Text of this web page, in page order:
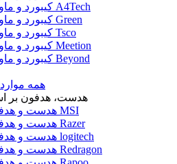
کیبورد و ماوس A4Tech
کیبورد و ماوس Green
کیبورد و ماوس Tsco
کیبورد و ماوس Meetion
کیبورد و ماوس Beyond
همه
هدست، هدفون بر
هدست و هدفون MSI
هدست و هدفون Razer
هدست و هدفون logitech
هدست و هدفون Redragon